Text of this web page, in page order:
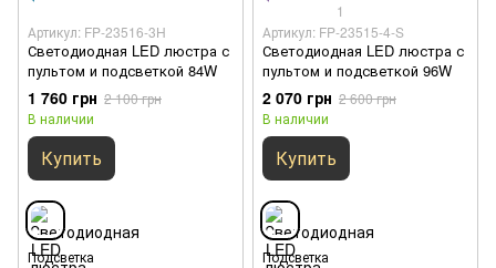
Артикул: FP-23516-3H
Светодиодная LED люстра с
пультом и подсветкой 84W
1 760 грн 2 100 грн
В наличии
Купить
Подсветка
1
Артикул: FP-23515-4-S
Светодиодная LED люстра с
пультом и подсветкой 96W
2 070 грн 2 600 грн
В наличии
Купить
Подсветка